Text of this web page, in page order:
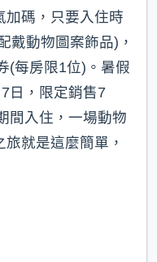
加碼，只要入住時
戴動物圖案飾品)，
(每房限1位)。暑假
日，限定銷售7
間入住，一場動物
就是這麼簡單，